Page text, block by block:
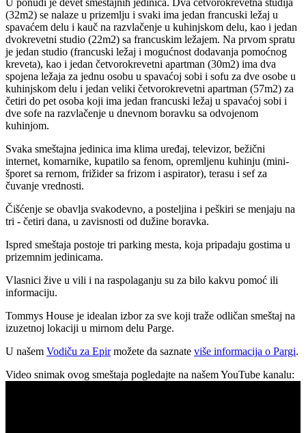
(32m2) se nalaze u prizemlju i svaki ima jedan francuski ležaj u
spavaćem delu i kauč na razvlačenje u kuhinjskom delu, kao i jedan
dvokrevetni studio (22m2) sa francuskim ležajem. Na prvom spratu
je jedan studio (francuski ležaj i mogućnost dodavanja pomoćnog
kreveta), kao i jedan četvorokrevetni apartman (30m2) ima dva
spojena ležaja za jednu osobu u spavaćoj sobi i sofu za dve osobe u
kuhinjskom delu i jedan veliki četvorokrevetni apartman (57m2) za
četiri do pet osoba koji ima jedan francuski ležaj u spavaćoj sobi i
dve sofe na razvlačenje u dnevnom boravku sa odvojenom
kuhinjom.
Svaka smeštajna jedinica ima klima uređaj, televizor, bežični
internet, komarnike, kupatilo sa fenom, opremljenu kuhinju (mini-
šporet sa rernom, frižider sa frizom i aspirator), terasu i sef za
čuvanje vrednosti.
Čišćenje se obavlja svakodevno, a posteljina i peškiri se menjaju na
tri - četiri dana, u zavisnosti od dužine boravka.
Ispred smeštaja postoje tri parking mesta, koja pripadaju gostima u
prizemnim jedinicama.
Vlasnici žive u vili i na raspolaganju su za bilo kakvu pomoć ili
informaciju.
Tommys House je idealan izbor za sve koji traže odličan smeštaj na
izuzetnoj lokaciji u mirnom delu Parge.
U našem Vodiču za Epirmožete da saznate više informacija o Pargi.
Video snimak ovog smeštaja pogledajte na našem YouTube kanalu: